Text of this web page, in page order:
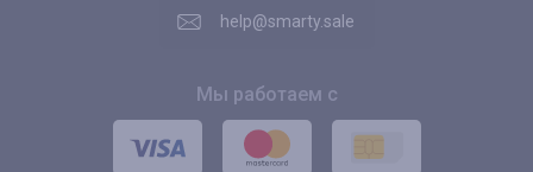
help@smarty.sale
Мы работаем с